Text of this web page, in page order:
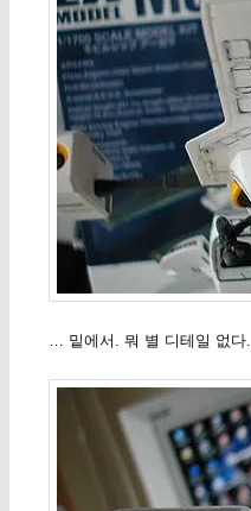
… 밑에서. 뭐 별 디테일 없다.